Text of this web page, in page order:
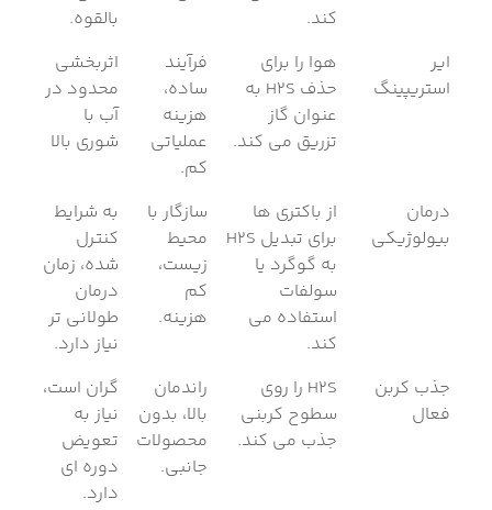
کند.
بالقوه.
ایر
استریپینگ
هوا را برای
حذف H2S به
عنوان گاز
تزریق می کند.
فرآیند
ساده،
هزینه
عملیاتی
کم.
اثربخشی
محدود در
آب با
شوری بالا
درمان
بیولوژیکی
از باکتری ها
برای تبدیل H2S
به گوگرد یا
سولفات
استفاده می
کند.
سازگار با
محیط
زیست،
کم
هزینه.
به شرایط
کنترل
شده، زمان
درمان
طولانی تر
نیاز دارد.
جذب کربن
فعال
H2S را روی
سطوح کربنی
جذب می کند.
راندمان
بالا، بدون
محصولات
جانبی.
گران است،
نیاز به
تعویض
دوره ای
دارد.